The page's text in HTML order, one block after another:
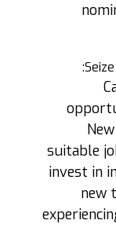
suitable
invest in
new